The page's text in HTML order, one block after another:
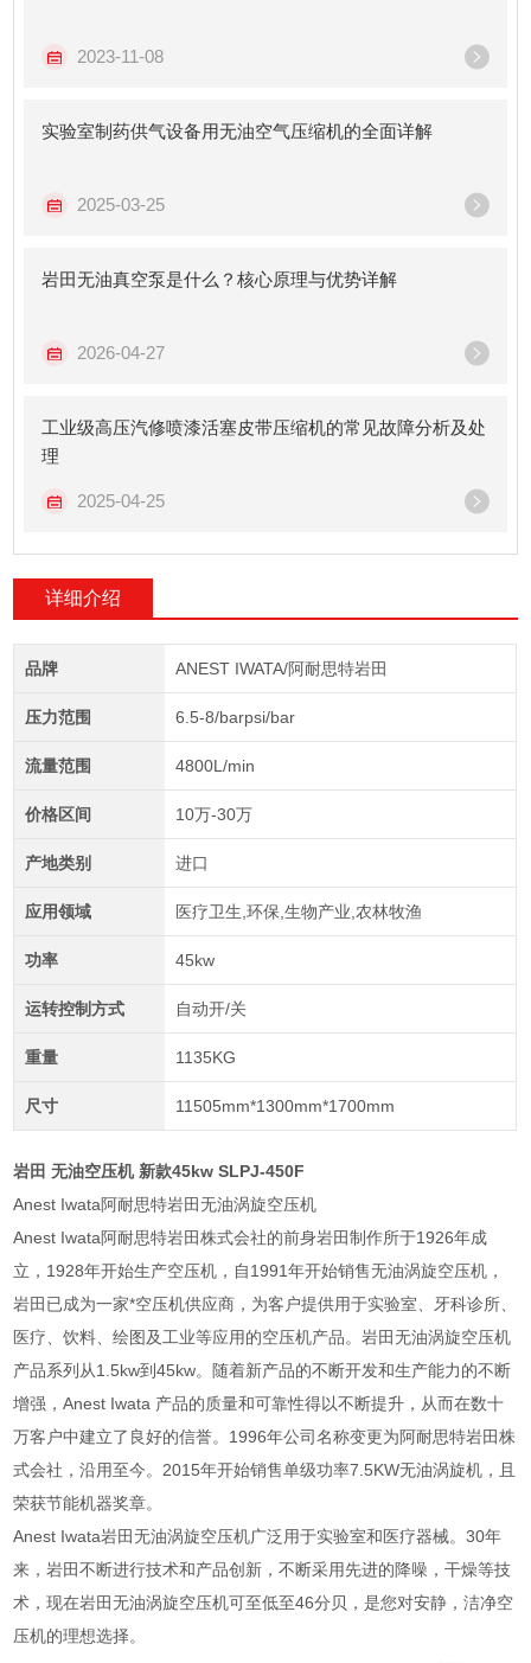
2023-11-08
实验室制药供气设备用无油空气压缩机的全面详解
2025-03-25
岩田无油真空泵是什么？核心原理与优势详解
2026-04-27
工业级高压汽修喷漆活塞皮带压缩机的常见故障分析及处
理
2025-04-25
详细介绍
品牌 ANEST IWATA/阿耐思特岩田
压力范围 6.5-8/barpsi/bar
流量范围 4800L/min
价格区间 10万-30万
产地类别 进口
应用领域 医疗卫生,环保,生物产业,农林牧渔
功率 45kw
运转控制方式 自动开/关
重量 1135KG
尺寸 11505mm*1300mm*1700mm
岩田 无油空压机 新款45kw SLPJ-450F
Anest Iwata阿耐思特岩田无油涡旋空压机
Anest Iwata阿耐思特岩田株式会社的前身岩田制作所于1926年成
立，1928年开始生产空压机，自1991年开始销售无油涡旋空压机，
岩田已成为一家*空压机供应商，为客户提供用于实验室、牙科诊所、
医疗、饮料、绘图及工业等应用的空压机产品。岩田无油涡旋空压机
产品系列从1.5kw到45kw。随着新产品的不断开发和生产能力的不断
增强，Anest Iwata 产品的质量和可靠性得以不断提升，从而在数十
万客户中建立了良好的信誉。1996年公司名称变更为阿耐思特岩田株
式会社，沿用至今。2015年开始销售单级功率7.5KW无油涡旋机，且
荣获节能机器奖章。
Anest Iwata岩田无油涡旋空压机广泛用于实验室和医疗器械。30年
来，岩田不断进行技术和产品创新，不断采用先进的降噪，干燥等技
术，现在岩田无油涡旋空压机可至低至46分贝，是您对安静，洁净空
压机的理想选择。